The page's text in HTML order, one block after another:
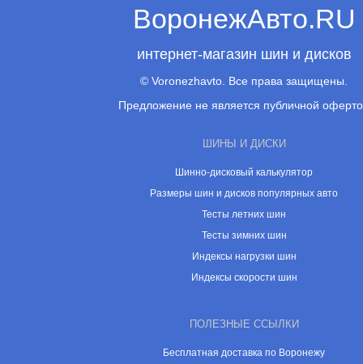
ВоронежАвто.RU
интернет-магазин шин и дисков
© Voronezhavto. Все права защищены.
Предложение не является публичной
ШИНЫ И ДИСКИ
Шинно-дисковый калькулятор
Размеры шин и дисков популярных авто
Тесты летних шин
Тесты зимних шин
Индексы нагрузки шин
Индексы скорости шин
ПОЛЕЗНЫЕ ССЫЛКИ
Бесплатная доставка по Воронежу